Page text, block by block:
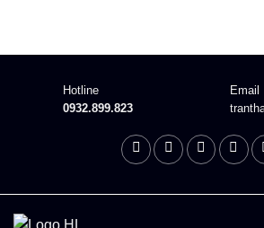
Hotline
0932.899.823
Email